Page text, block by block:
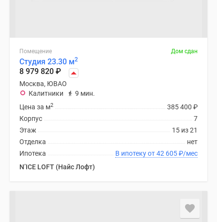
Помещение Дом сдан
Студия 23.30 м2
8 979 820 ₽
Москва, ЮВАО
Калитники
9 мин.
385 400 ₽
Цена за м2
7
Корпус
15 из 21
Этаж
нет
Отделка
В ипотеку от 42 605₽/мес
Ипотека
N’ICE LOFT (Найс Лофт)